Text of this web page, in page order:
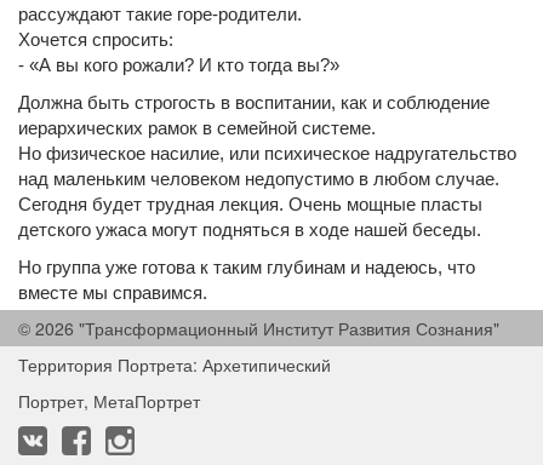
рассуждают такие горе-родители.
Хочется спросить:
- «А вы кого рожали? И кто тогда вы?»
Должна быть строгость в воспитании, как и соблюдение
иерархических рамок в семейной системе.
Но физическое насилие, или психическое надругательство
над маленьким человеком недопустимо в любом случае.
Сегодня будет трудная лекция. Очень мощные пласты
детского ужаса могут подняться в ходе нашей беседы.
Но группа уже готова к таким глубинам и надеюсь, что
вместе мы справимся.
Ждем в 19.00 ч он-лайн студия ТИРС
© 2026 "Трансформационный Институт Развития Сознания"
Территория Портрета: Архетипический
Портрет, МетаПортрет